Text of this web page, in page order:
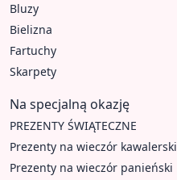
Bluzy
Bielizna
Fartuchy
Skarpety
Na specjalną okazję
PREZENTY ŚWIĄTECZNE
Prezenty na wieczór kawalerski
Prezenty na wieczór panieński